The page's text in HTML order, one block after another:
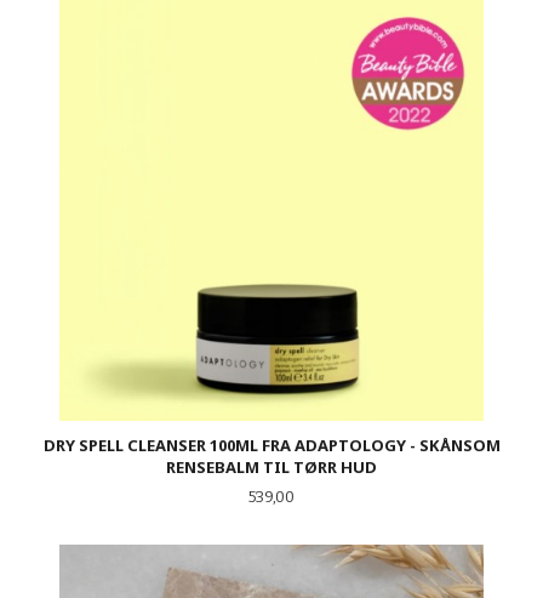
DRY SPELL CLEANSER 100ML FRA ADAPTOLOGY - SKÅNSOM
RENSEBALM TIL TØRR HUD
Pris
539,00